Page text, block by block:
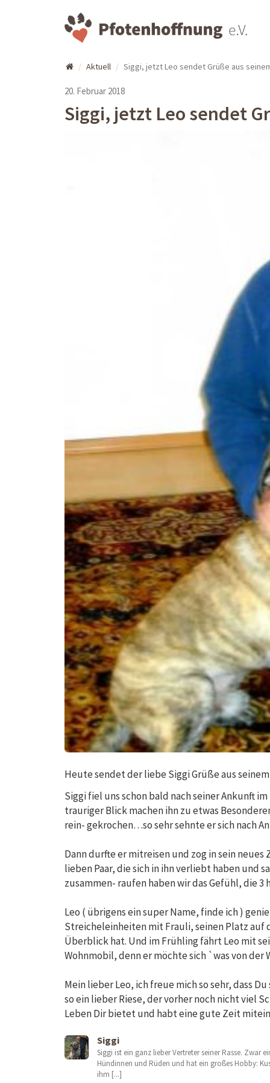
Aktuell Siggi, jetzt Leo sendet Grüße aus
20. Februar 2018
Siggi, jetzt Leo sendet
Heute sendet der liebe Siggi Grüße aus
Siggi fiel uns schon bald nach seiner Ankunft
trauriger Blick machen ihn zu etwas
rein- gekrochen…so sehr sehnte er sich nach
Dann durfte er mitreisen und zog in sein neues
lieben Paar, die sich in ihn verliebt haben und
zusammen- raufen haben wir das Gefühl, die
Leo ( übrigens ein super Name, finde ich )
Streicheleinheiten mit Frauli, seinen Platz auf
Überblick hat. Und im Frühling fährt Leo mit
Wohnmobil, denn er möchte sich `was von der
Mein lieber Leo, ich freue mich so sehr, dass
so ein lieber Riese, der vorher noch nicht viel
Leben Dir bietet und habt eine gute Zeit
Siggi
Siggi ist ein ganz lieber Vertreter seiner Rasse. Zwar
Hündinnen und Rüden und hat ein großes Hobby:
ihm [...]